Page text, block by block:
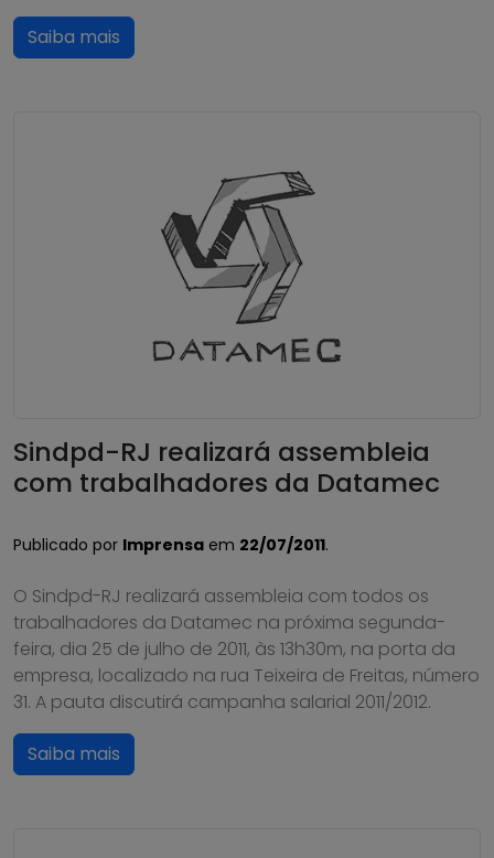
Saiba mais
Sindpd-RJ realizará assembleia
com trabalhadores da Datamec
Publicado por Imprensa em 22/07/2011.
O Sindpd-RJ realizará assembleia com todos os
trabalhadores da Datamec na próxima segunda-
feira, dia 25 de julho de 2011, às 13h30m, na porta da
empresa, localizado na rua Teixeira de Freitas, número
31. A pauta discutirá campanha salarial 2011/2012.
Saiba mais